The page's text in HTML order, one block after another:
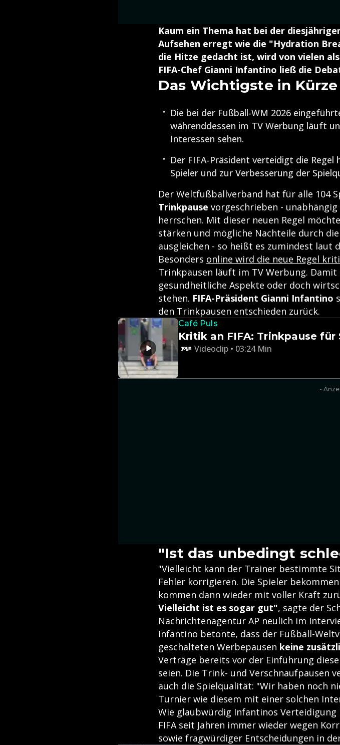
Kaum ein Thema hat bei der
Aufsehen erregt wie die "Hydration
die Hitze gedacht ist, wird von vielen
FIFA-Chef Gianni Infantino ließ die
Das Wichtigste in Kürze
Die bei der Fußball-WM 2026
währenddessen im TV Werbung läuft
Interessen sehen.
Der FIFA-Präsident verteidigt die
Spieler und zur Verbesserung der
Der Weltfußballverband hat für alle 104
Trinkpause vorgeschrieben -
herrschen. Mit dieser neuen Regel
stärken und mögliche Nachteile durch
ausgleichen - so heißt es zumindest laut
Besonders online wird die neue Regel
Trinkpausen läuft im TV Werbung.
gesundheitliche Aspekte oder doch
stehen. FIFA-Präsident Gianni Infantino
den Trinkpausen entschieden zurück.
Café Puls
Kritik an FIFA: Trinkpause
Videoclip • 03:24 Min
-
"Ist das unbedingt
"Vielleicht kann der Trainer bestimmte
Fehler korrigieren. Die Spieler
kommen dann wieder mit voller Kraft
Vielleicht ist es sogar gut", sagte der
Nachrichtenagentur AP neulich im
Infantino betonte, dass der Fußball-
geschalteten Werbepausen keine
Verträge bereits vor der Einführung
seien. Die Trink- und Verschnaufpausen
auch die Spielqualität: "Wir haben noch
Turnier wie diesem mit einer solchen
Wie glaubwürdig Infantinos
FIFA seit Jahren immer wieder wegen
sowie fragwürdiger Entscheidungen in